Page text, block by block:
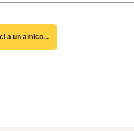
a un amico...